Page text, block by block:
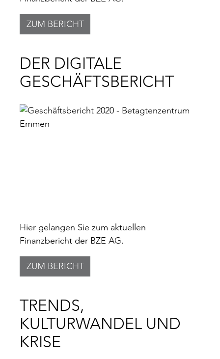
ZUM BERICHT
DER DIGITALE
GESCHÄFTSBERICHT
Hier gelangen Sie zum aktuellen
Finanzbericht der BZE AG.
ZUM BERICHT
TRENDS,
KULTURWANDEL UND
KRISE